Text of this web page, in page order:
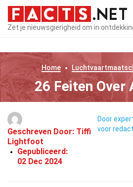
Zet je nieuwsgierigheid om in
Home
26 Feiten Over
Geschreven Door: Tiffi
Lightfoot
Gepubliceerd:
02 Dec 2024
Door
voor